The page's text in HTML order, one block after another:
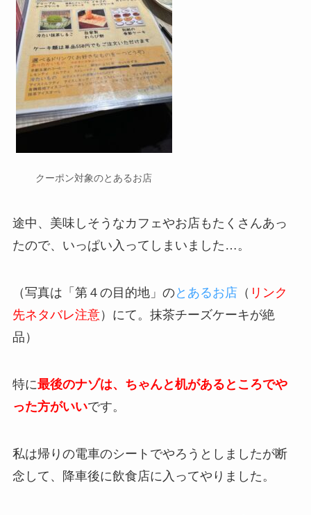
クーポン対象のとあるお店
途中、美味しそうなカフェやお店もたくさんあっ
たので、いっぱい入ってしまいました…。
（写真は「第４の目的地」のとあるお店（ リンク
先ネタバレ注意）にて。抹茶チーズケーキが絶
品）
特に最後のナゾは、ちゃんと机があるところでや
った方がいいです。
私は帰りの電車のシートでやろうとしましたが断
念して、降車後に飲食店に入ってやりました。